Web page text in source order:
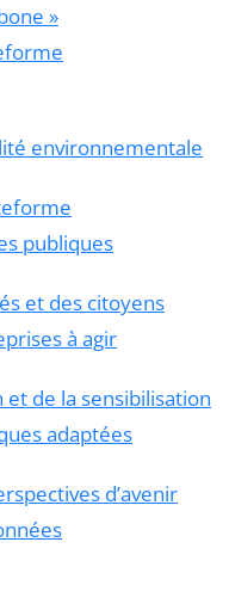
»
environnementale
publiques
et des citoyens
à agir
de la sensibilisation
adaptées
d’avenir